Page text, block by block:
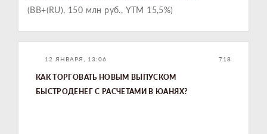
(ВВ+(RU), 150 млн руб., YTM 15,5%)
12 ЯНВАРЯ, 13:06 718
КАК ТОРГОВАТЬ НОВЫМ ВЫПУСКОМ
БЫСТРОДЕНЕГ С РАСЧЕТАМИ В ЮАНЯХ?